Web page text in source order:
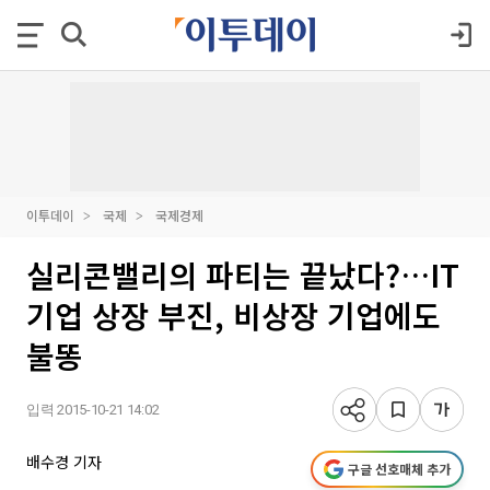
이투데이 국제 국제경제
실리콘밸리의 파티는 끝났다?…IT
기업 상장 부진, 비상장 기업에도
불똥
입력 2015-10-21 14:02
배수경 기자 구글 선호매체 추가